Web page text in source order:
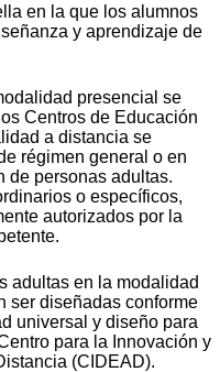
en la que los alumnos
y aprendizaje de
presencial se
Centros de Educación
a distancia se
régimen general o en
de personas adultas.
o específicos,
autorizados por la
adultas en la modalidad
ser diseñadas conforme
universal y diseño para
para la Innovación y
(CIDEAD).